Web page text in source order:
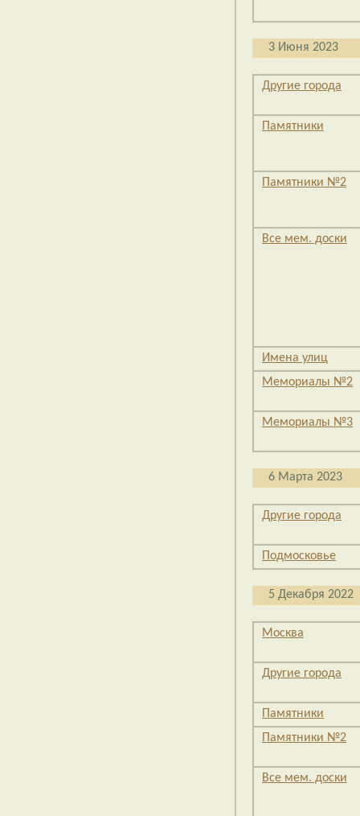
3 Июня 2023
Другие города
Памятники
Памятники №2
Все мем. доски
Имена улиц
Мемориалы №2
Мемориалы №3
6 Марта 2023
Другие города
Подмосковье
5 Декабря 2022
Москва
Другие города
Памятники
Памятники №2
Все мем. доски